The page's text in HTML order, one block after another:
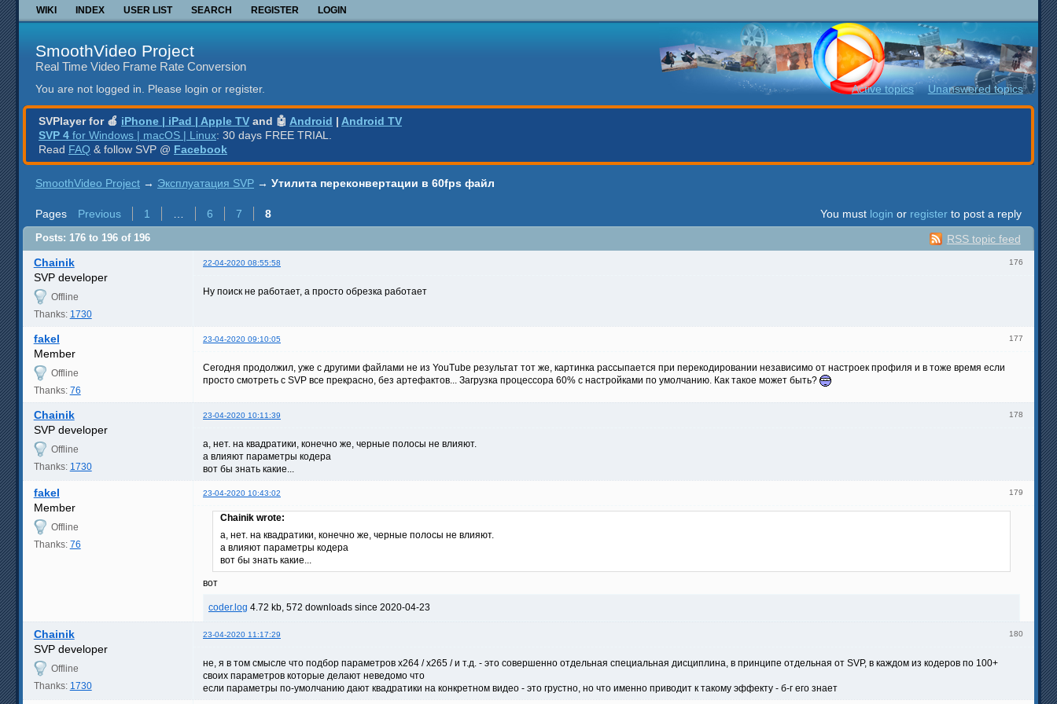
WIKI INDEX USER LIST SEARCH REGISTER LOGIN
SmoothVideo Project
Real Time Video Frame Rate Conversion
You are not logged in. Please login or register. Active topics Unanswered topics
SVPlayer for 🍎 iPhone | iPad | Apple TV and 🤖 Android | Android TV
SVP 4 for Windows | macOS | Linux: 30 days FREE TRIAL.
Read FAQ & follow SVP @ Facebook
SmoothVideo Project → Эксплуатация SVP → Утилита переконвертации в 60fps файл
Pages Previous 1 6 7 8 You must login or register to post a reply
RSS topic feed
Posts: 176 to 196 of 196
176
Chainik 22-04-2020 08:55:58
SVP developer
Offline
Thanks: 1730
Ну поиск не работает, а просто обрезка работает
177
fakel 23-04-2020 09:10:05
Member
Offline
Thanks: 76
Сегодня продолжил, уже с другими файлами не из YouTube результат тот же, картинка рассыпается при перекодировании независимо от настроек профиля и в тоже время если
просто смотреть с SVP все прекрасно, без артефактов... Загрузка процессора 60% с настройками по умолчанию. Как такое может быть?
178
Chainik 23-04-2020 10:11:39
SVP developer
Offline
Thanks: 1730
а, нет. на квадратики, конечно же, черные полосы не влияют.
а влияют параметры кодера
вот бы знать какие...
179
fakel 23-04-2020 10:43:02
Member
Offline
Thanks: 76
Chainik wrote:
а, нет. на квадратики, конечно же, черные полосы не влияют.
а влияют параметры кодера
вот бы знать какие...
вот
coder.log 4.72 kb, 572 downloads since 2020-04-23
180
Chainik 23-04-2020 11:17:29
SVP developer
Offline
Thanks: 1730
не, я в том смысле что подбор параметров x264 / x265 / и т.д. - это совершенно отдельная специальная дисциплина, в принципе отдельная от SVP, в каждом из кодеров по 100+
своих параметров которые делают неведомо что
если параметры по-умолчанию дают квадратики на конкретном видео - это грустно, но что именно приводит к такому эффекту - б-г его знает